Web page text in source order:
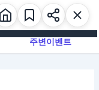
주변이벤트